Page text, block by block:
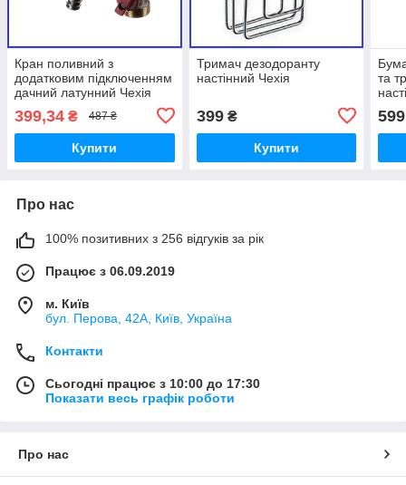
Кран поливний з
додатковим підключенням
дачний латунний Чехія
399,34 ₴ 487 ₴
Купити
Тримач дезодоранту
настінний Чехія
399₴
Купити
та
599
Про нас
100% позитивних з 256 відгуків за рік
Працює з 06.09.2019
м. Київ
бул. Перова, 42А, Київ, Україна
Контакти
Сьогодні працює з 10:00 до 17:30
Показати весь графік роботи
Про нас